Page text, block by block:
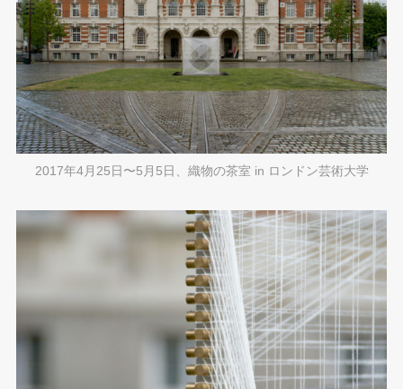
2017年4月25日〜5月5日、織物の茶室 in ロンドン芸術大学